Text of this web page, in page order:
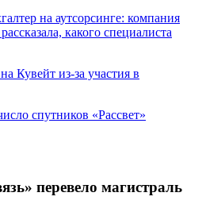
на аутсорсинге: компания
какого специалиста
Кувейт из-за участия в
спутников «Рассвет»
перевело магистраль